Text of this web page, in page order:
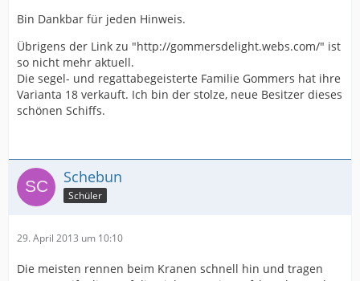
Bin Dankbar für jeden Hinweis.
Übrigens der Link zu "http://gommersdelight.webs.com/" ist
so nicht mehr aktuell.
Die segel- und regattabegeisterte Familie Gommers hat ihre
Varianta 18 verkauft. Ich bin der stolze, neue Besitzer dieses
schönen Schiffs.
Schebun
Schüler
29. April 2013 um 10:10
Die meisten rennen beim Kranen schnell hin und tragen